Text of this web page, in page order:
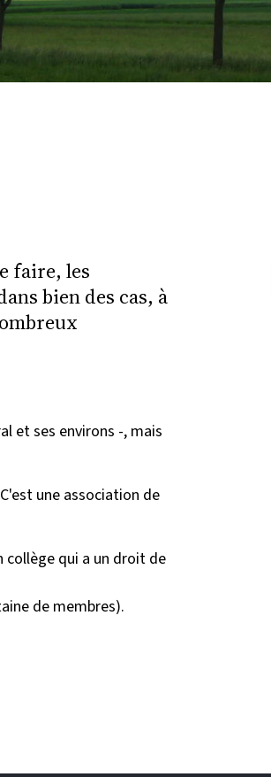
faire, les
bien des cas, à
et ses environs -, mais
une association de
collège qui a un droit de
de membres).